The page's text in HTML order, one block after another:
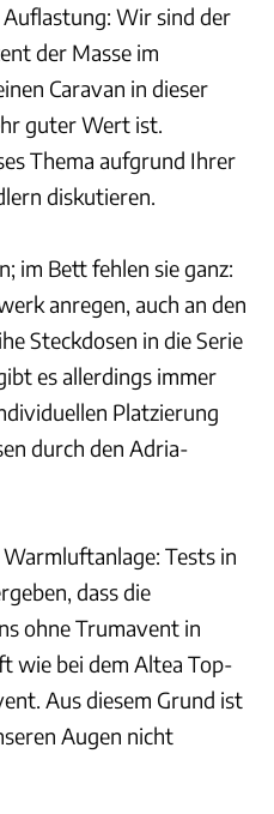
Wir sind der
der Masse im
Caravan in dieser
guter Wert ist.
Thema aufgrund Ihrer
diskutieren.
im Bett fehlen sie ganz:
anregen, auch an den
Steckdosen in die Serie
es allerdings immer
Platzierung
durch den Adria-
Tests in
dass die
ohne Trumavent in
wie bei dem Altea Top-
Aus diesem Grund ist
Augen nicht